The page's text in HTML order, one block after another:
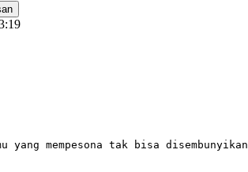
yang mempesona tak bisa